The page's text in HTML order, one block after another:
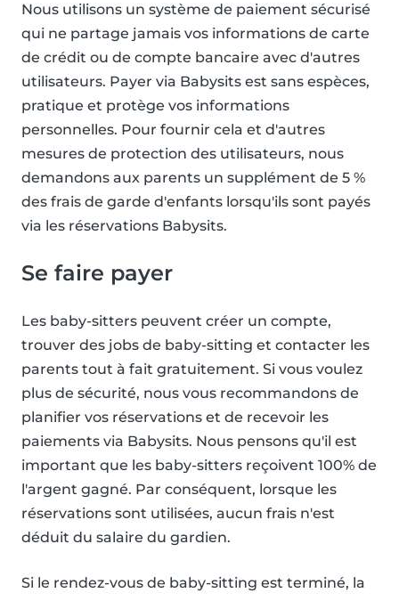
Nous utilisons un système de paiement sécurisé
qui ne partage jamais vos informations de carte
de crédit ou de compte bancaire avec d'autres
utilisateurs. Payer via Babysits est sans espèces,
pratique et protège vos informations
personnelles. Pour fournir cela et d'autres
mesures de protection des utilisateurs, nous
demandons aux parents un supplément de 5 %
des frais de garde d'enfants lorsqu'ils sont payés
via les réservations Babysits.
Se faire payer
Les baby-sitters peuvent créer un compte,
trouver des jobs de baby-sitting et contacter les
parents tout à fait gratuitement. Si vous voulez
plus de sécurité, nous vous recommandons de
planifier vos réservations et de recevoir les
paiements via Babysits. Nous pensons qu'il est
important que les baby-sitters reçoivent 100% de
l'argent gagné. Par conséquent, lorsque les
réservations sont utilisées, aucun frais n'est
déduit du salaire du gardien.
Si le rendez-vous de baby-sitting est terminé, la